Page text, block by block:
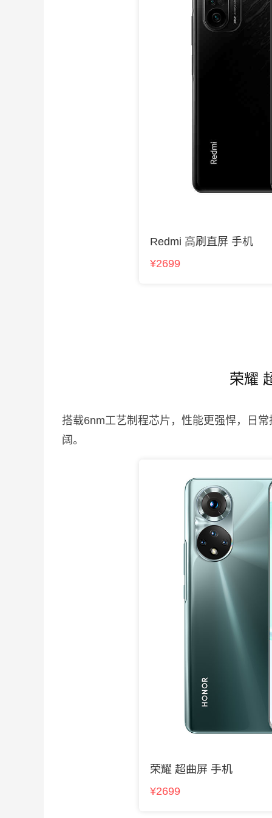
Redmi 高刷直屏 手机
¥2699
荣耀
搭载6nm工艺制程芯片，性能更强悍，日
阔。
荣耀 超曲屏 手机
¥2699